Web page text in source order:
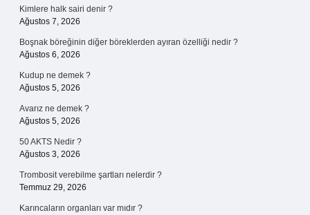
Kimlere halk sairi denir ?
Ağustos 7, 2026
Boşnak böreğinin diğer böreklerden ayıran özelliği nedir ?
Ağustos 6, 2026
Kudup ne demek ?
Ağustos 5, 2026
Avarız ne demek ?
Ağustos 5, 2026
50 AKTS Nedir ?
Ağustos 3, 2026
Trombosit verebilme şartları nelerdir ?
Temmuz 29, 2026
Karıncaların organları var mıdır ?